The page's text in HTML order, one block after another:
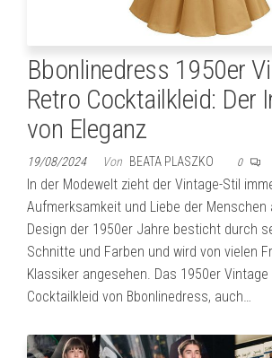
Bbonlinedress 1950er
Retro Cocktailkleid: Der
von Eleganz
19/08/2024 Von BEATA PLASZKO 0
In der Modewelt zieht der Vintage-Stil
Aufmerksamkeit und Liebe der Menschen
Design der 1950er Jahre besticht durch
Schnitte und Farben und wird von vielen
Klassiker angesehen. Das 1950er Vintage
Cocktailkleid von Bbonlinedress, auch…